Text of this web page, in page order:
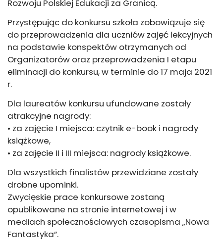
Rozwoju Polskiej Edukacji za Granicą.
Przystępując do konkursu szkoła zobowiązuje się
do przeprowadzenia dla uczniów zajęć lekcyjnych
na podstawie konspektów otrzymanych od
Organizatorów oraz przeprowadzenia I etapu
eliminacji do konkursu, w terminie do 17 maja 2021
r.
Dla laureatów konkursu ufundowane zostały
atrakcyjne nagrody:
• za zajęcie I miejsca: czytnik e-book i nagrody
książkowe,
• za zajęcie II i III miejsca: nagrody książkowe.
Dla wszystkich finalistów przewidziane zostały
drobne upominki.
Zwycięskie prace konkursowe zostaną
opublikowane na stronie internetowej i w
mediach społecznościowych czasopisma „Nowa
Fantastyka”.